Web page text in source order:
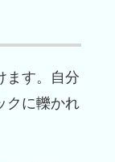
ます。自分
クに轢かれ